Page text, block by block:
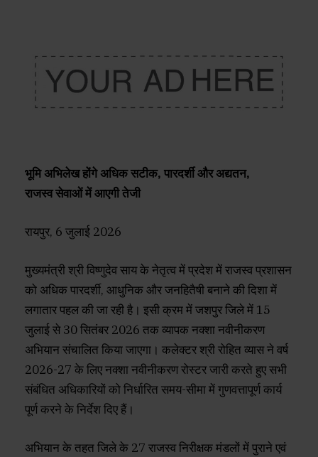
भूमि अभिलेख होंगे अधिक सटीक, पारदर्शी और अद्यतन,
राजस्व सेवाओं में आएगी तेजी
रायपुर, 6 जुलाई 2026
मुख्यमंत्री श्री विष्णुदेव साय के नेतृत्व में प्रदेश में राजस्व प्रशासन
को अधिक पारदर्शी, आधुनिक और जनहितैषी बनाने की दिशा में
लगातार पहल की जा रही है। इसी क्रम में जशपुर जिले में 15
जुलाई से 30 सितंबर 2026 तक व्यापक नक्शा नवीनीकरण
अभियान संचालित किया जाएगा। कलेक्टर श्री रोहित व्यास ने वर्ष
2026-27 के लिए नक्शा नवीनीकरण रोस्टर जारी करते हुए सभी
संबंधित अधिकारियों को निर्धारित समय-सीमा में गुणवत्तापूर्ण कार्य
पूर्ण करने के निर्देश दिए हैं।
अभियान के तहत जिले के 27 राजस्व निरीक्षक मंडलों में पुराने एवं